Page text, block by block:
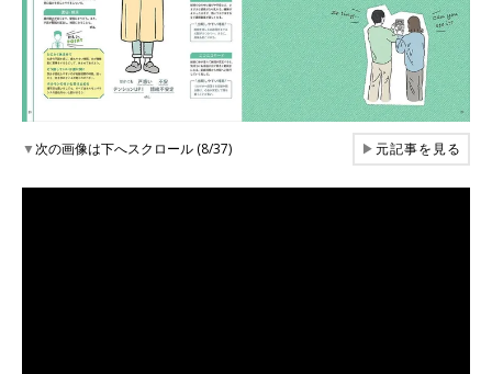
▼次の画像は下へスクロール (8/37) ▶元記事を見る